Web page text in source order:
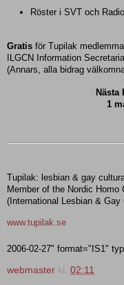
Röster i SVT och
Gratis för Tupilak
ILGCN Information
(Annars, alla bidrag
Nästa
1
Tupilak: lesbian & gay
Member of the Nordic Homo
(International Lesbian & Gay
www.tupilak.se
2006-02-27" format="IS1"
webmaster kl. 02:11